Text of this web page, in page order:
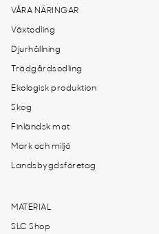
VÅRA NÄRINGAR
Växtodling
Djurhållning
Trädgårdsodling
Ekologisk produktion
Skog
Finländsk mat
Mark och miljö
Landsbygdsföretag
MATERIAL
SLC Shop